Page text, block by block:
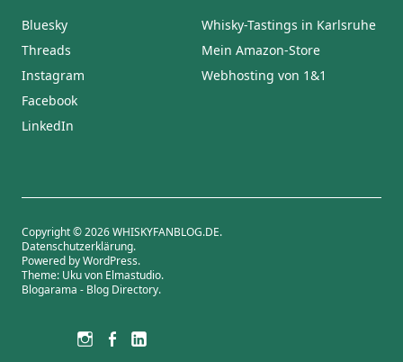
Bluesky
Threads
Instagram
Facebook
LinkedIn
Whisky-Tastings in Karlsruhe
Mein Amazon-Store
Webhosting von 1&1
Copyright © 2026 WHISKYFANBLOG.DE
Datenschutzerklärung
Powered byWordPress
Theme: Uku von Elmastudio
Blogarama - Blog Directory